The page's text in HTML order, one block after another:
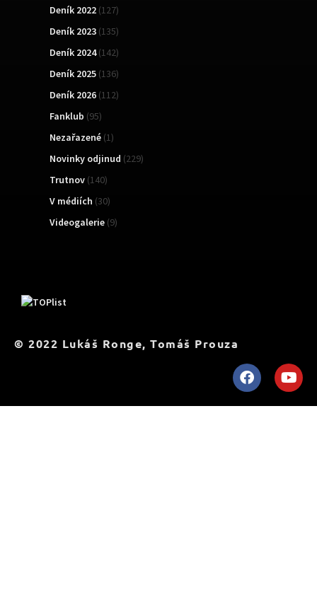
Deník 2022 (127)
Deník 2023 (135)
Deník 2024(142)
Deník 2025 (136)
Deník 2026 (112)
Fanklub (95)
Nezařazené (1)
Novinky odjinud (229)
Trutnov (140)
V médiích (30)
Videogalerie (9)
© 2022 Lukáš Ronge, Tomáš Prouza